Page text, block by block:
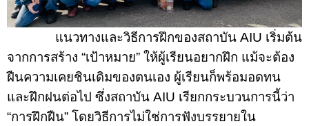
แนวทางและวิธีการฝึกของสถาบัน AIU เริ่มต้น
จากการสร้าง “เป้าหมาย” ให้ผู้เรียนอยากฝึก แม้จะต้อง
ฝืนความเคยชินเดิมของตนเอง ผู้เรียนก็พร้อมอดทน
และฝึกฝนต่อไป ซึ่งสถาบัน AIU เรียกกระบวนการนี้ว่า
“การฝึกฝืน” โดยวิธีการไม่ใช่การฟังบรรยายใน